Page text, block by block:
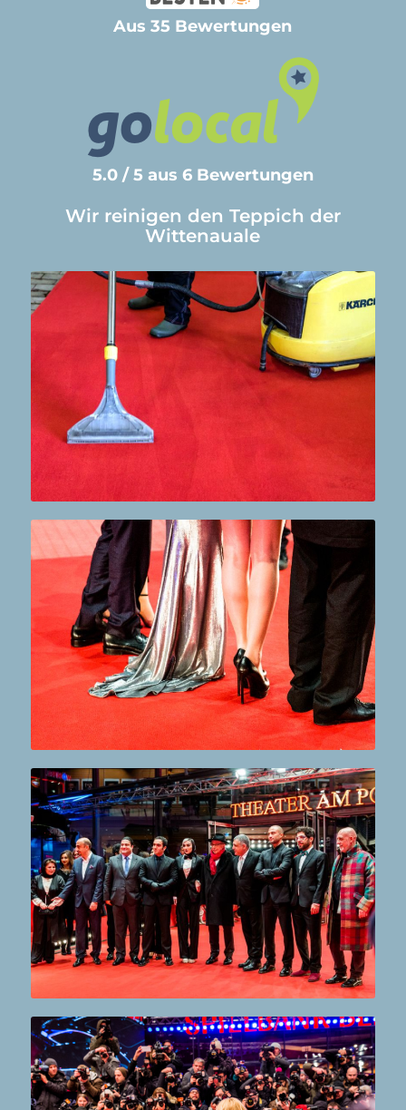
Aus 35 Bewertungen
5.0 / 5 aus 6 Bewertungen
Wir reinigen den Teppich der
Wittenauale